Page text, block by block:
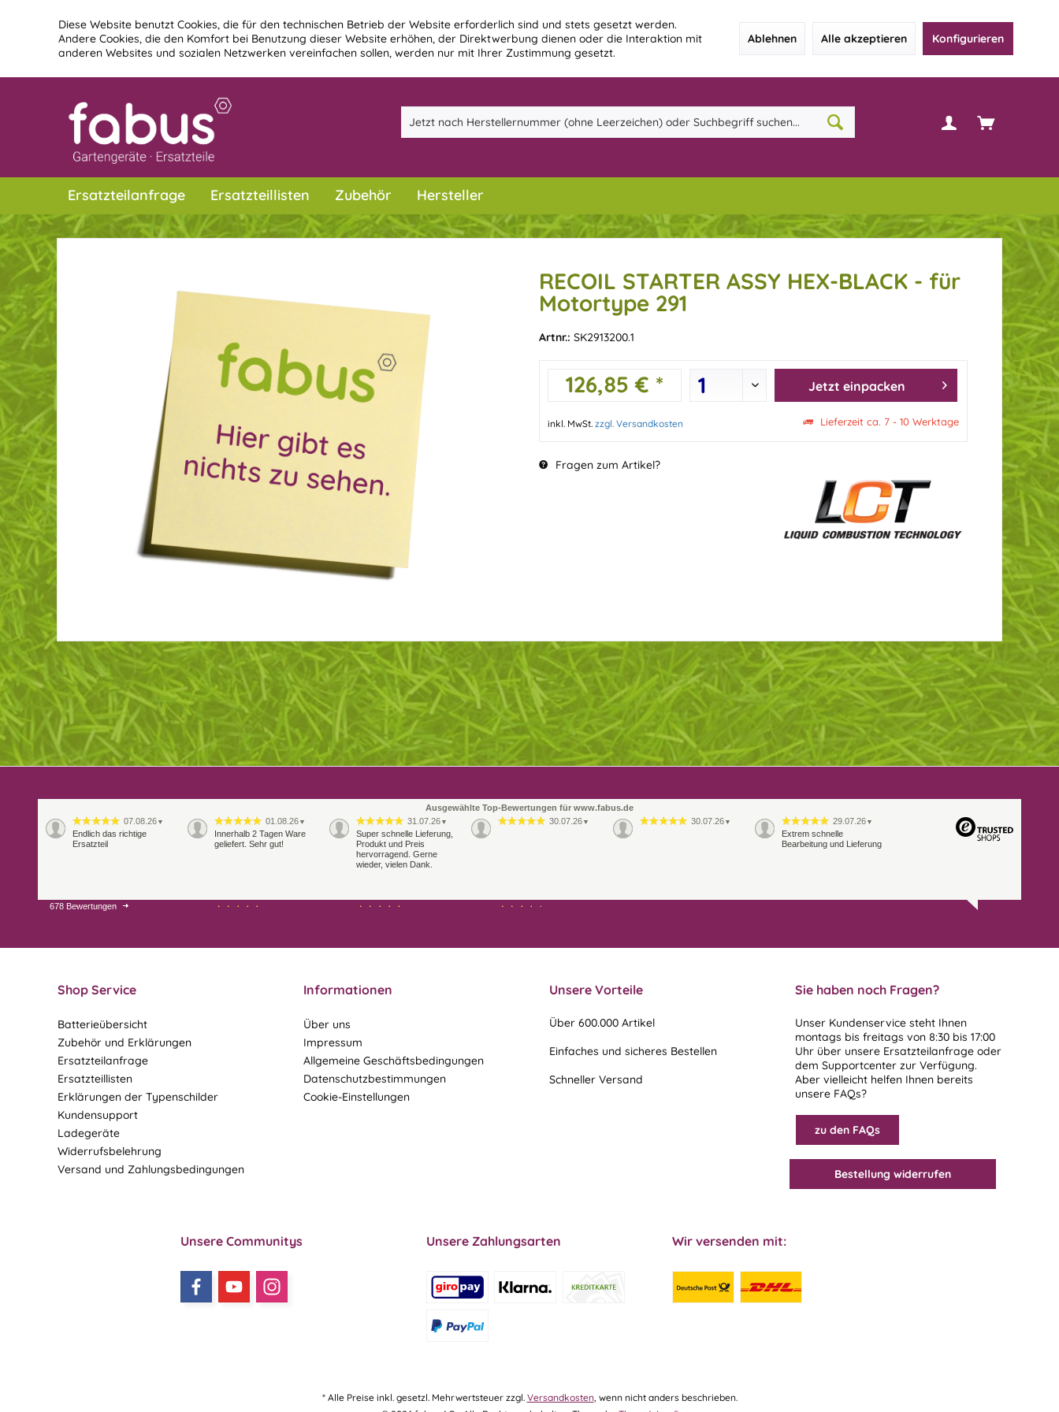
Diese Website benutzt Cookies, die für den technischen Betrieb der Website erforderlich sind und stets gesetzt werden.
Andere Cookies, die den Komfort bei Benutzung dieser Website erhöhen, der Direktwerbung dienen oder die Interaktion mit
anderen Websites und sozialen Netzwerken vereinfachen sollen, werden nur mit Ihrer Zustimmung gesetzt.
Ablehnen Alle akzeptieren Konfigurieren
Ersatzteilanfrage Ersatzteillisten Zubehör Hersteller
RECOIL STARTER ASSY HEX-BLACK - für
Motortype 291
Artnr.: SK2913200.1
126,85 € * Jetzt einpacken
inkl. MwSt. zzgl. Versandkosten Lieferzeit ca. 7 - 10 Werktage
Fragen zum Artikel?
Ausgewählte Top-Bewertungen für www.fabus.de
07.08.26 ▼
Endlich das richtige
Ersatzteil
01.08.26 ▼
Innerhalb 2 Tagen Ware
geliefert. Sehr gut!
31.07.26 ▼
Super schnelle Lieferung,
Produkt und Preis
hervorragend. Gerne
wieder, vielen Dank.
30.07.26 ▼ 30.07.26 ▼ 29.07.26 ▼
Extrem schnelle
Bearbeitung und Lieferung
28.07.26
678 Bewertungen
Shop Service
Batterieübersicht
Zubehör und Erklärungen
Ersatzteilanfrage
Ersatzteillisten
Erklärungen der Typenschilder
Kundensupport
Ladegeräte
Widerrufsbelehrung
Versand und Zahlungsbedingungen
Informationen
Über uns
Impressum
Allgemeine Geschäftsbedingungen
Datenschutzbestimmungen
Cookie-Einstellungen
Unsere Vorteile
Über 600.000 Artikel
Einfaches und sicheres Bestellen
Schneller Versand
Sie haben noch Fragen?
Unser Kundenservice steht Ihnen
montags bis freitags von 8:30 bis 17:00
Uhr über unsere Ersatzteilanfrage oder
dem Supportcenter zur Verfügung.
Aber vielleicht helfen Ihnen bereits
unsere FAQs?
zu den FAQs
Bestellung widerrufen
Unsere Communitys Unsere Zahlungsarten Wir versenden mit:
* Alle Preise inkl. gesetzl. Mehrwertsteuer zzgl. Versandkosten, wenn nicht anders beschrieben.